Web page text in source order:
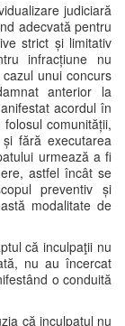
judiciară
adecvată pentru
strict și limitativ
infracțiune nu
unui concurs
anterior la
acordul în
comunității,
fără executarea
urmează a fi
astfel încât se
preventiv și
modalitate de
că inculpaţii nu
nu au încercat
o conduită
că inculpatul nu